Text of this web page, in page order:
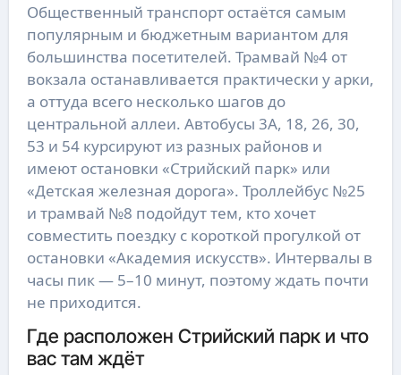
Общественный транспорт остаётся самым
популярным и бюджетным вариантом для
большинства посетителей. Трамвай №4 от
вокзала останавливается практически у арки,
а оттуда всего несколько шагов до
центральной аллеи. Автобусы 3А, 18, 26, 30,
53 и 54 курсируют из разных районов и
имеют остановки «Стрийский парк» или
«Детская железная дорога». Троллейбус №25
и трамвай №8 подойдут тем, кто хочет
совместить поездку с короткой прогулкой от
остановки «Академия искусств». Интервалы в
часы пик — 5–10 минут, поэтому ждать почти
не приходится.
Где расположен Стрийский парк и что
вас там ждёт